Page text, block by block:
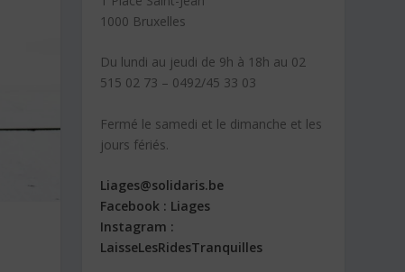
1000 Bruxelles
Du lundi au jeudi de 9h à 18h au 02
515 02 73 – 0492/45 33 03
Fermé le samedi et le dimanche et les
jours fériés.
Liages@solidaris.be
Facebook : Liages
Instagram :
LaisseLesRidesTranquilles